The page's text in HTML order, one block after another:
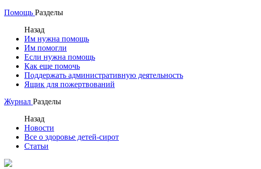
Помощь Разделы
Назад
Им нужна помощь
Им помогли
Если нужна помощь
Как еще помочь
Поддержать административную деятельность
Ящик для пожертвований
Журнал Разделы
Назад
Новости
Все о здоровье детей-сирот
Статьи